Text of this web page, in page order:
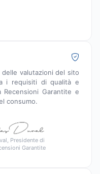
valutazioni del sito
i requisiti di qualità e
Garantite e
consumo.
Presidente di
Garantite